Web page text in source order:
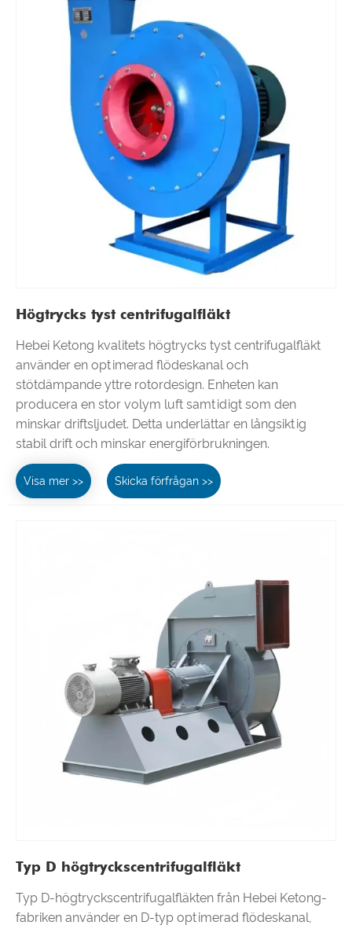
Högtrycks tyst centrifugalfläkt
Hebei Ketong kvalitets högtrycks tyst centrifugalfläkt
använder en optimerad flödeskanal och
stötdämpande yttre rotordesign. Enheten kan
producera en stor volym luft samtidigt som den
minskar driftsljudet. Detta underlättar en långsiktig
stabil drift och minskar energiförbrukningen.
Visa mer >> Skicka förfrågan >>
Typ D högtryckscentrifugalfläkt
Typ D-högtryckscentrifugalfläkten från Hebei Ketong-
fabriken använder en D-typ optimerad flödeskanal,